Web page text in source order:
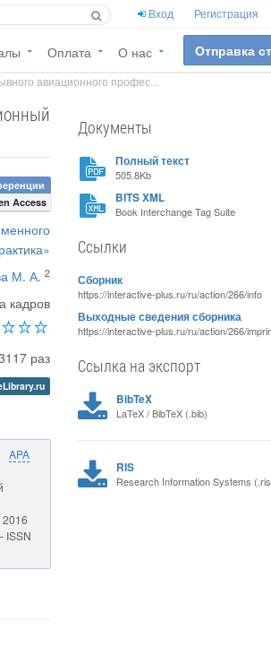
Вход Регистрация
Оплата О нас Отправка
авиационного профес...
Access
М. А. 2
кадров
раз
APA
ISSN
Документы
Полный текст
505.8Kb
BITS XML
Book Interchange Tag Suite
Ссылки
Сборник
https://interactive-plus.ru/ru/action/266/info
Выходные сведения сборника
https://interactive-plus.ru/ru/action/266/
Ссылка на экспорт
BibTeX
LaTeX / BibTeX (.bib)
RIS
Research Information Systems